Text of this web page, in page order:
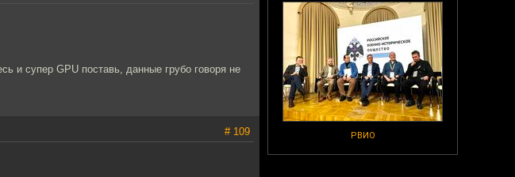
РВИО
и супер GPU поставь, данные грубо говоря не
# 109